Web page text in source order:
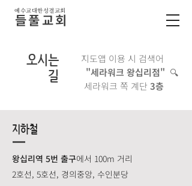
예수교대한성결교회
​들풀교회
오시는
​길
지도앱 이용 시 검색어
"세라워크 왕십리점" 🔍
세라워크 쪽 계단 ​3층
지하철
왕십리역 5번 출구에서 100m 거리
2호선, 5호선, 경의중앙, 수인분당